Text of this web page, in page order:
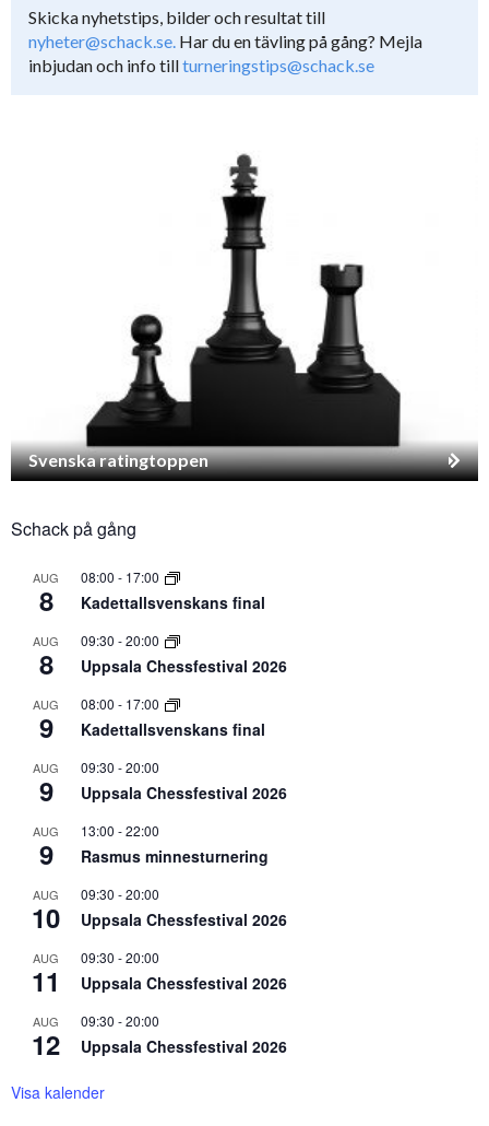
Skicka nyhetstips, bilder och resultat till
nyheter@schack.se. Har du en tävling på gång? Mejla
inbjudan och info tillturneringstips@schack.se
Svenska ratingtoppen
Schack på gång
AUG
8
08:00 - 17:00
Kadettallsvenskans final
AUG
8
09:30 -20:00
Uppsala Chessfestival 2026
AUG
9
08:00 - 17:00
Kadettallsvenskans final
AUG
9
09:30 -20:00
Uppsala Chessfestival 2026
AUG
9
13:00 -22:00
Rasmus minnesturnering
AUG
10
09:30 -20:00
Uppsala Chessfestival 2026
AUG
11
09:30 -20:00
Uppsala Chessfestival 2026
AUG
12
09:30 -20:00
Uppsala Chessfestival 2026
Visa kalender